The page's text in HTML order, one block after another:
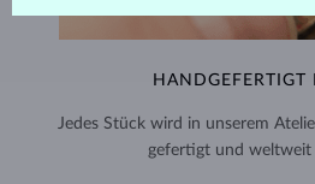
HANDGEFERTIGT
Jedes Stück wird in unserem
gefertigt und weltweit